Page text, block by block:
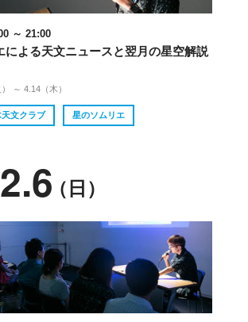
～ 21:00
による天文ニュースと翌月の星空解説
～ 4.14（木）
文クラブ 星のソムリエ
（日）